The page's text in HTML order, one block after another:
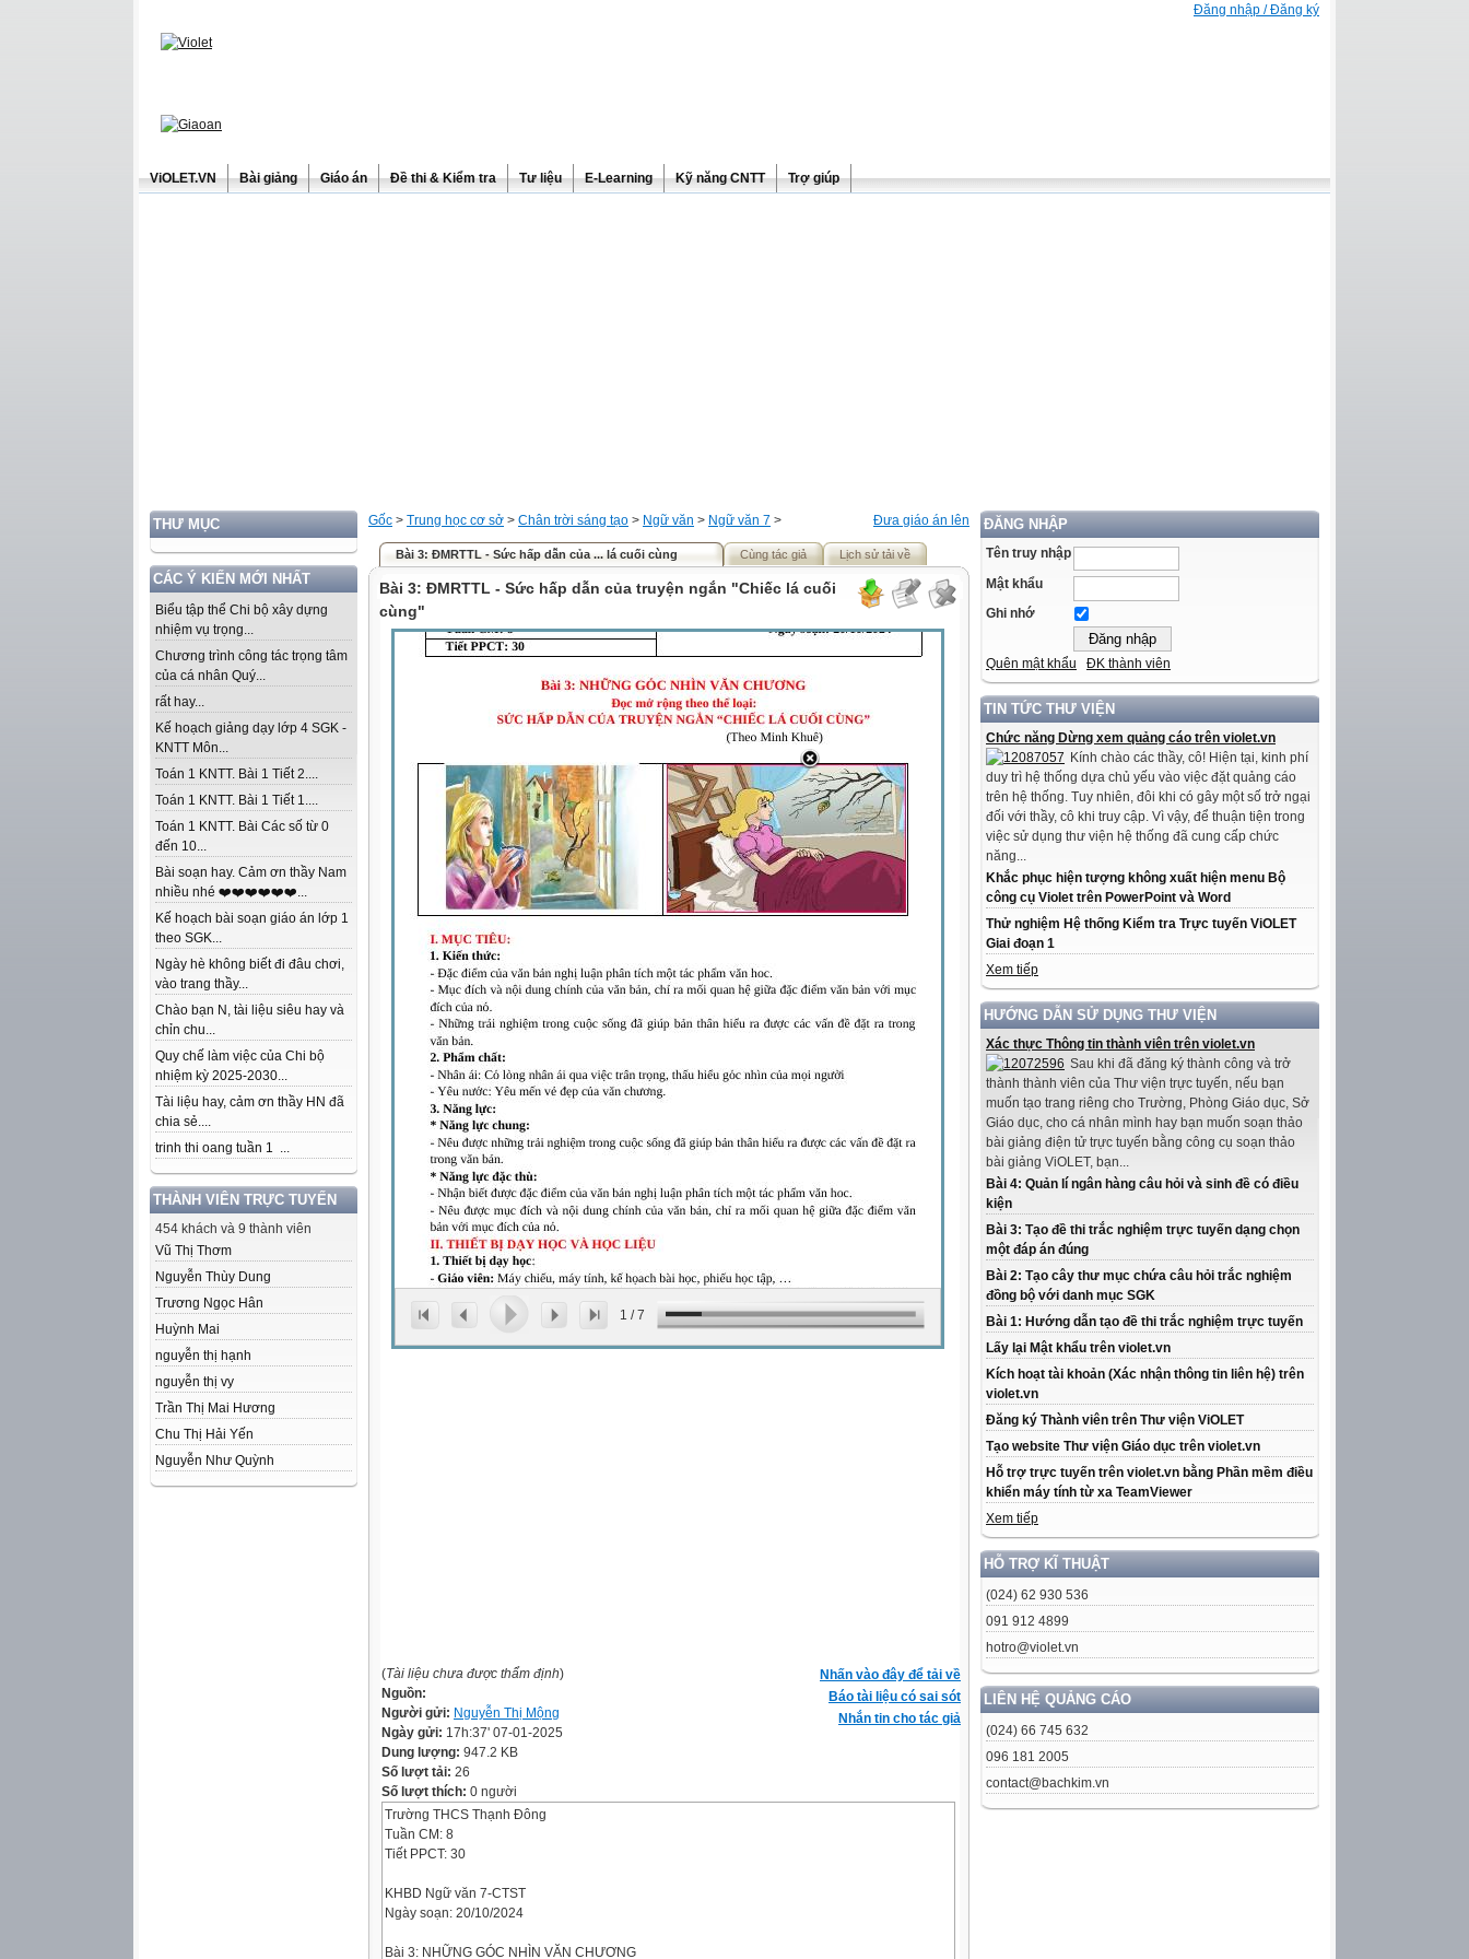
Đăng nhập / Đăng ký
ViOLET.VN Bài giảng Giáo án Đề thi & Kiểm tra Tư liệu E-Learning Kỹ năng CNTT Trợ giúp
THƯ MỤC
CÁC Ý KIẾN MỚI NHẤT
Biểu tập thể Chi bộ xây dựng
nhiệm vụ trọng...
Chương trình công tác trọng tâm
của cá nhân Quý...
rất hay...
Kế hoạch giảng dạy lớp 4 SGK -
KNTT Môn...
Toán 1 KNTT. Bài 1 Tiết 2....
Toán 1 KNTT. Bài 1 Tiết 1....
Toán 1 KNTT. Bài Các số từ 0
đến 10...
Bài soạn hay. Cảm ơn thầy Nam
nhiều nhé ❤️❤️❤️❤️❤️❤️...
Kế hoạch bài soạn giáo án lớp 1
theo SGK...
Ngày hè không biết đi đâu chơi,
vào trang thầy...
Chào bạn N, tài liệu siêu hay và
chỉn chu...
Quy chế làm việc của Chi bộ
nhiệm kỳ 2025-2030...
Tài liệu hay, cảm ơn thầy HN đã
chia sẻ....
trinh thi oang tuần 1 ...
THÀNH VIÊN TRỰC TUYẾN
454 khách và 9 thành viên
Vũ Thị Thơm
Nguyễn Thùy Dung
Trương Ngọc Hân
Huỳnh Mai
nguyễn thị hạnh
nguyễn thị vy
Trần Thị Mai Hương
Chu Thị Hải Yến
Nguyễn Như Quỳnh
ĐĂNG NHẬP
Tên truy nhập
Mật khẩu
Ghi nhớ
Quên mật khẩu ĐK thành viên
TIN TỨC THƯ VIỆN
Chức năng Dừng xem quảng cáo trên violet.vn
Kính chào các thầy, cô! Hiện tại, kinh phí
duy trì hệ thống dựa chủ yếu vào việc đặt quảng cáo
trên hệ thống. Tuy nhiên, đôi khi có gây một số trở ngại
đối với thầy, cô khi truy cập. Vì vậy, để thuận tiện trong
việc sử dụng thư viện hệ thống đã cung cấp chức
năng...
Khắc phục hiện tượng không xuất hiện menu Bộ
công cụ Violet trên PowerPoint và Word
Thử nghiệm Hệ thống Kiểm tra Trực tuyến ViOLET
Giai đoạn 1
Xem tiếp
HƯỚNG DẪN SỬ DỤNG THƯ VIỆN
Xác thực Thông tin thành viên trên violet.vn
Sau khi đã đăng ký thành công và trở
thành thành viên của Thư viện trực tuyến, nếu bạn
muốn tạo trang riêng cho Trường, Phòng Giáo dục, Sở
Giáo dục, cho cá nhân mình hay bạn muốn soạn thảo
bài giảng điện tử trực tuyến bằng công cụ soạn thảo
bài giảng ViOLET, bạn...
Bài 4: Quản lí ngân hàng câu hỏi và sinh đề có điều
kiện
Bài 3: Tạo đề thi trắc nghiệm trực tuyến dạng chọn
một đáp án đúng
Bài 2: Tạo cây thư mục chứa câu hỏi trắc nghiệm
đồng bộ với danh mục SGK
Bài 1: Hướng dẫn tạo đề thi trắc nghiệm trực tuyến
Lấy lại Mật khẩu trên violet.vn
Kích hoạt tài khoản (Xác nhận thông tin liên hệ) trên
violet.vn
Đăng ký Thành viên trên Thư viện ViOLET
Tạo website Thư viện Giáo dục trên violet.vn
Hỗ trợ trực tuyến trên violet.vn bằng Phần mềm điều
khiển máy tính từ xa TeamViewer
Xem tiếp
HỖ TRỢ KĨ THUẬT
(024) 62 930 536
091 912 4899
hotro@violet.vn
LIÊN HỆ QUẢNG CÁO
(024) 66 745 632
096 181 2005
contact@bachkim.vn
Đưa giáo án lên
Gốc > Trung học cơ sở > Chân trời sáng tạo > Ngữ văn > Ngữ văn 7 >
Bài 3: ĐMRTTL - Sức hấp dẫn của ... lá cuối cùng Cùng tác giả Lịch sử tải về
Bài 3: ĐMRTTL - Sức hấp dẫn của truyện ngắn "Chiếc lá cuối
cùng"
1 /7
Nhấn vào đây để tải về
Báo tài liệu có sai sót
Nhắn tin cho tác giả
(Tài liệu chưa được thẩm định)
Nguồn:
Người gửi: Nguyễn Thị Mộng
Ngày gửi: 17h:37' 07-01-2025
Dung lượng: 947.2 KB
Số lượt tải: 26
Số lượt thích: 0 người
Trường THCS Thạnh Đông
Tuần CM: 8
Tiết PPCT: 30
KHBD Ngữ văn 7-CTST
Ngày soạn: 20/10/2024
Bài 3: NHỮNG GÓC NHÌN VĂN CHƯƠNG